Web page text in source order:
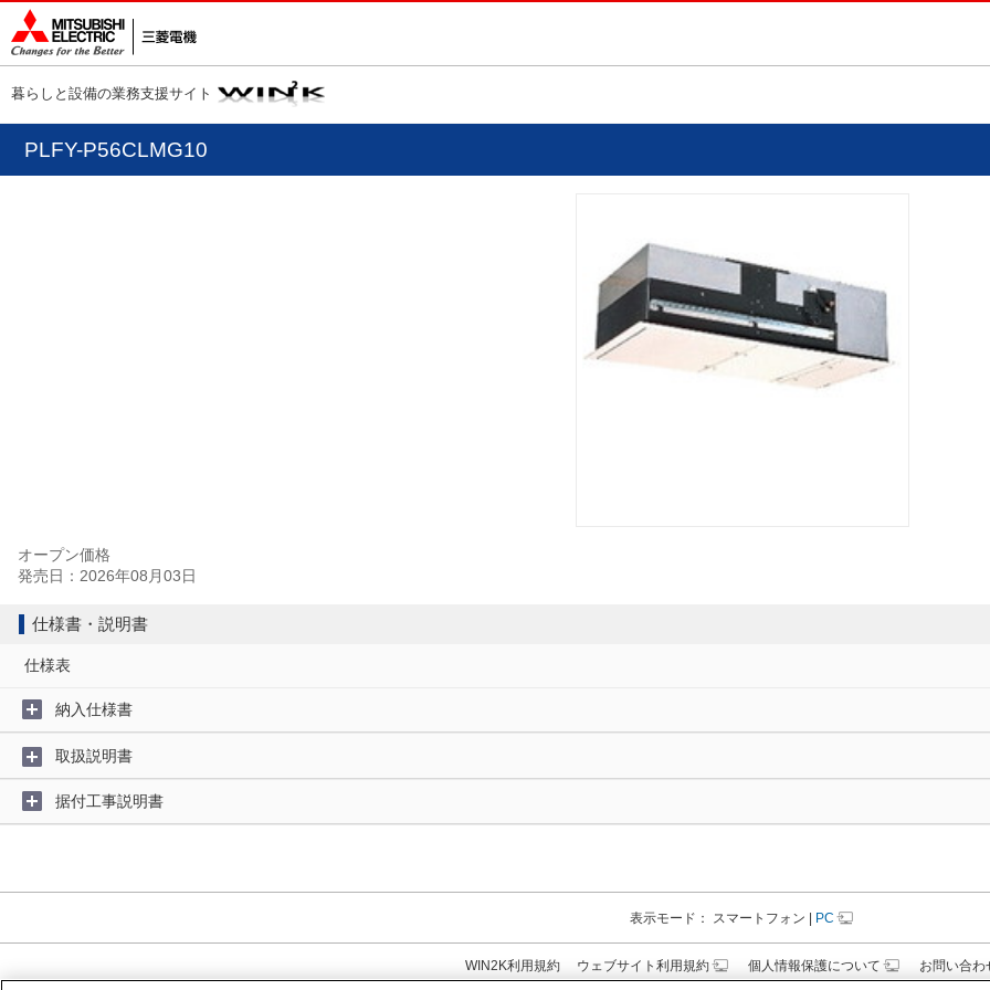
暮らしと設備の業務支援サイト
PLFY-P56CLMG10
オープン価格
発売日：2026年08月03日
仕様書・説明書
仕様表
納入仕様書
取扱説明書
据付工事説明書
表示モード： スマートフォン PC
WIN2K利用規約 ウェブサイト利用規約 個人情報保護について お問い合わ